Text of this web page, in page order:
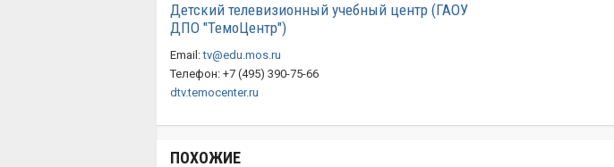
Детский телевизионный учебный центр (ГАОУ
ДПО "ТемоЦентр")
Email:tv@edu.mos.ru
Телефон: +7 (495) 390-75-66
dtv.temocenter.ru
ПОХОЖИЕ